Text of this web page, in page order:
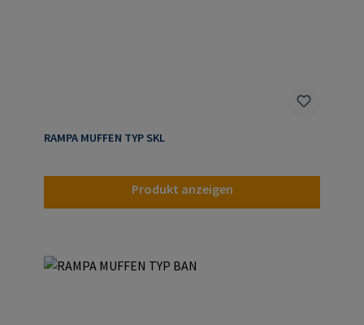
RAMPA MUFFEN TYP SKL
Produkt anzeigen